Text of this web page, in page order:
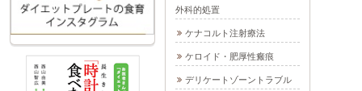
外科的処置
ケナコルト注射療法
ケロイド・肥厚性瘢痕
デリケートゾーントラブル